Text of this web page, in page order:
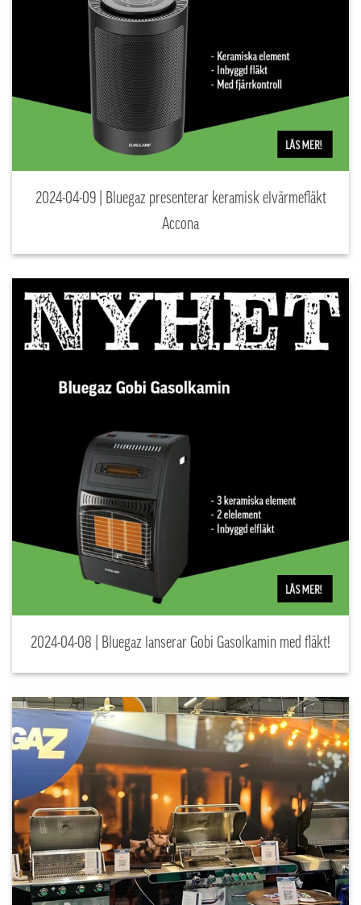
2024-04-09 | Bluegaz presenterar keramisk elvärmefläkt
Accona
2024-04-08 | Bluegaz lanserar Gobi Gasolkamin med fläkt!